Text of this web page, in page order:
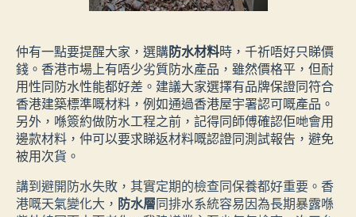
仲有一點要提醒大家，選購防水材料時，千祈唔好只睇價
錢。香港市場上有唔少劣質防水產品，雖然價格平，但耐
用性同防水性能都好差。建議大家選擇有品牌保證同符合
香港建築標準嘅材料，例如通過香港屋宇署認可嘅產品。
另外，喺簽約做防水工程之前，記得同師傅確認佢哋會用
邊款材料，仲可以要求睇返材料嘅認證同測試報告，避免
被用次貨。
講到避開防水失敗，其實定期的檢查同保養都好重要。香
港嘅天氣變化大， 防水層同排水系統容易因為長期暴露喺